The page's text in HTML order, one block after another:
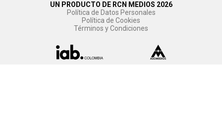
UN PRODUCTO DE RCN MEDIOS 2026
Política de Datos Personales
Política de Cookies
Términos y Condiciones